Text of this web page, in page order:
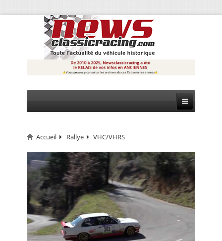
CIRCUIT
RALLYE
MONTAGNE
EVÈNEMENTS
CALENDRIER
Accueil Rallye VHC/VHRS